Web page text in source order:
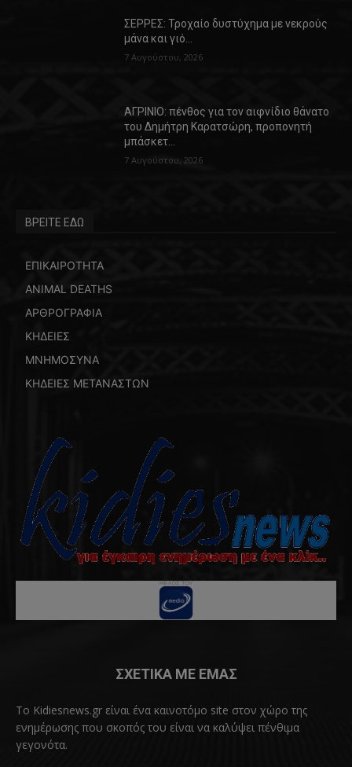
ΣΕΡΡΕΣ: Τροχαίο δυστύχημα με νεκρούς
μάνα και γιό…
7 Αυγούστου, 2026
ΑΓΡΙΝΙΟ: πένθος για τον αιφνίδιο θάνατο
του Δημήτρη Καρατσώρη, προπονητή
μπάσκετ…
7 Αυγούστου, 2026
ΒΡΕΙΤΕ ΕΔΩ
ΕΠΙΚΑΙΡΟΤΗΤΑ
ANIMAL DEATHS
ΑΡΘΡΟΓΡΑΦΙΑ
ΚΗΔΕΙΕΣ
ΜΝΗΜΟΣΥΝΑ
ΚΗΔΕΙΕΣ ΜΕΤΑΝΑΣΤΩΝ
ΣΧΕΤΙΚΑ ΜΕ ΕΜΑΣ
Το Kidiesnews.gr είναι ένα καινοτόμο site στον χώρο της
ενημέρωσης που σκοπός του είναι να καλύψει πένθιμα
γεγονότα.